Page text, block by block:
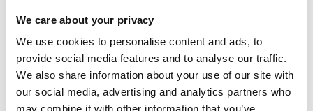
We care about your privacy
We use cookies to personalise content and ads, to
provide social media features and to analyse our traffic.
We also share information about your use of our site with
our social media, advertising and analytics partners who
may combine it with other information that you’ve
στην αγορά εργασίας ως intern/senior developers ή
που ενδιαφέρονται να δημιουργήσουν τη δική τους
ιστοσελίδα για την προώθηση των επαγγελματικών
τους επιδιώξεων.
Προαπαιτούμενα